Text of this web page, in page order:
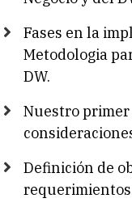
Fases en la
Metodologia
DW.
Nuestro
Definición de